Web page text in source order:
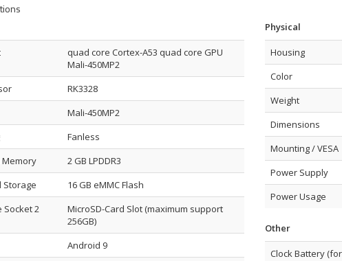
quad core Cortex-A53 quad core GPU
Mali-450MP2
RK3328
Mali-450MP2
Fanless
Memory
2 GB LPDDR3
Storage
16 GB eMMC Flash
Socket 2
MicroSD-Card Slot (maximum support
256GB)
Android 9
Physical
Housing
Color
Weight
Dimensions
Mounting / VESA
Power Supply
Power Usage
Other
Clock Battery (for